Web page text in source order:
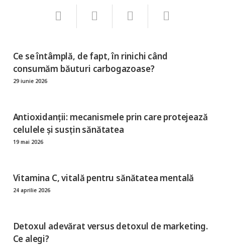
Ce se întâmplă, de fapt, în rinichi când
consumăm băuturi carbogazoase?
29 iunie 2026
Antioxidanții: mecanismele prin care protejează
celulele și susțin sănătatea
19 mai 2026
Vitamina C, vitală pentru sănătatea mentală
24 aprilie 2026
Detoxul adevărat versus detoxul de marketing.
Ce alegi?